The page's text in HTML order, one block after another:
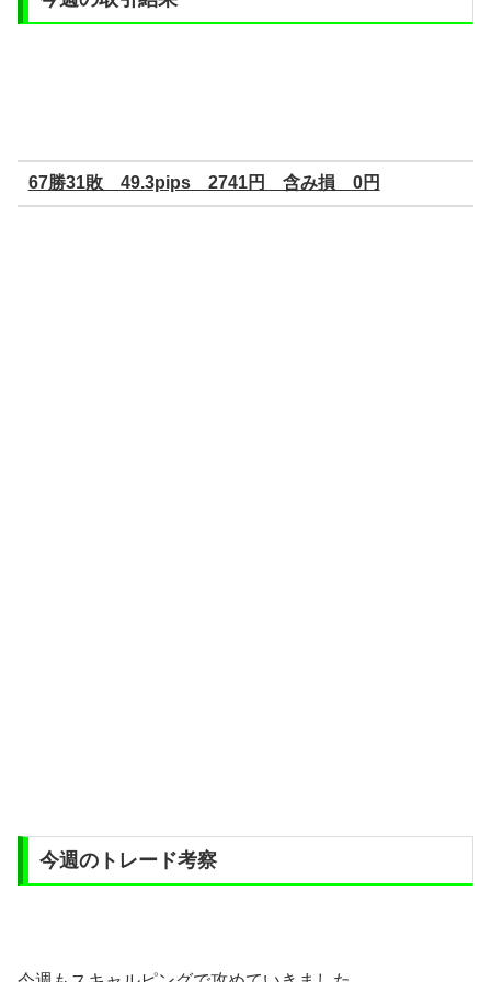
67勝31敗 49.3pips 2741円 含み損 0円
今週のトレード考察